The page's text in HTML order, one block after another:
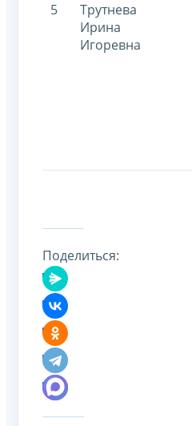
5
Трутнева
Ирина
Игоревна
Поделиться: